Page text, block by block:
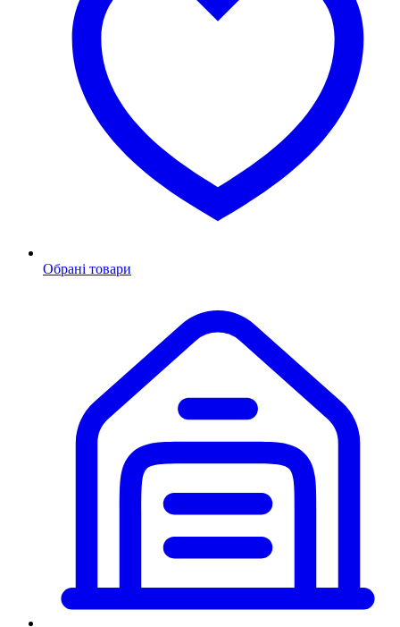
Обрані товари